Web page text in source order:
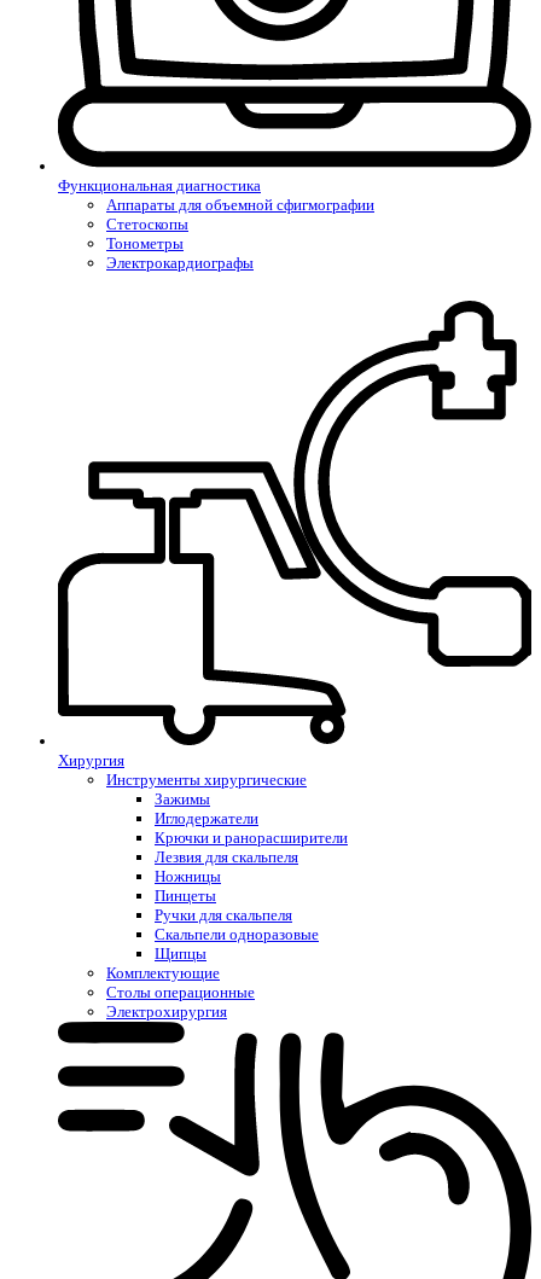
Функциональная диагностика
Аппараты для объемной сфигмографии
Стетоскопы
Тонометры
Электрокардиографы
Хирургия
Инструменты хирургические
Зажимы
Иглодержатели
Крючки и ранорасширители
Лезвия для скальпеля
Ножницы
Пинцеты
Ручки для скальпеля
Скальпели одноразовые
Щипцы
Комплектующие
Столы операционные
Электрохирургия